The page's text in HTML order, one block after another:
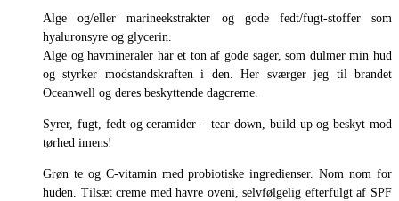
Alge og/eller marineekstrakter og gode fedt/fugt-stoffer som
hyaluronsyre og glycerin.
Alge og havmineraler har et ton af gode sager, som dulmer min hud
og styrker modstandskraften i den. Her sværger jeg til brandet
Oceanwell og deres beskyttende dagcreme.
Syrer, fugt, fedt og ceramider – tear down, build up og beskyt mod
tørhed imens!
Grøn te og C-vitamin med probiotiske ingredienser. Nom nom for
huden. Tilsæt creme med havre oveni, selvfølgelig efterfulgt af SPF